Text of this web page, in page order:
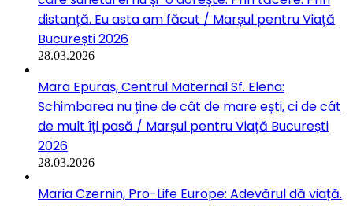
distanță. Eu asta am făcut / Marșul pentru Viață
București 2026
28.03.2026
Mara Epuraș, Centrul Maternal Sf. Elena:
Schimbarea nu ține de cât de mare ești, ci de cât
de mult îți pasă / Marșul pentru Viață București
2026
28.03.2026
Maria Czernin, Pro-Life Europe: Adevărul dă viață.